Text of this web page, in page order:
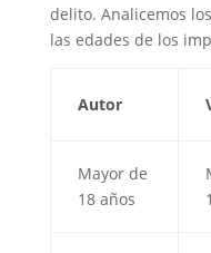
delito. Analicemos
las edades de los
Autor
Mayor de
18 años